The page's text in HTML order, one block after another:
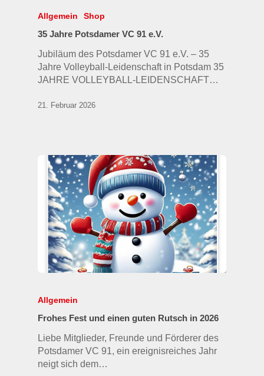
Allgemein Shop
35 Jahre Potsdamer VC 91 e.V.
Jubiläum des Potsdamer VC 91 e.V. – 35
Jahre Volleyball-Leidenschaft in Potsdam 35
JAHRE VOLLEYBALL-LEIDENSCHAFT…
21. Februar 2026
Allgemein
Frohes Fest und einen guten Rutsch in 2026
Liebe Mitglieder, Freunde und Förderer des
Potsdamer VC 91, ein ereignisreiches Jahr
neigt sich dem…